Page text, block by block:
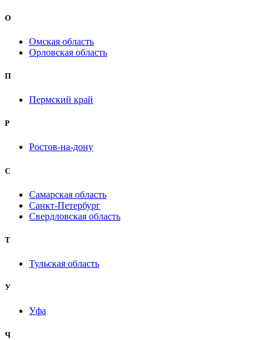
О
Омская область
Орловская область
П
Пермский край
Р
Ростов-на-дону
С
Самарская область
Санкт-Петербург
Свердловская область
Т
Тульская область
У
Уфа
Ч